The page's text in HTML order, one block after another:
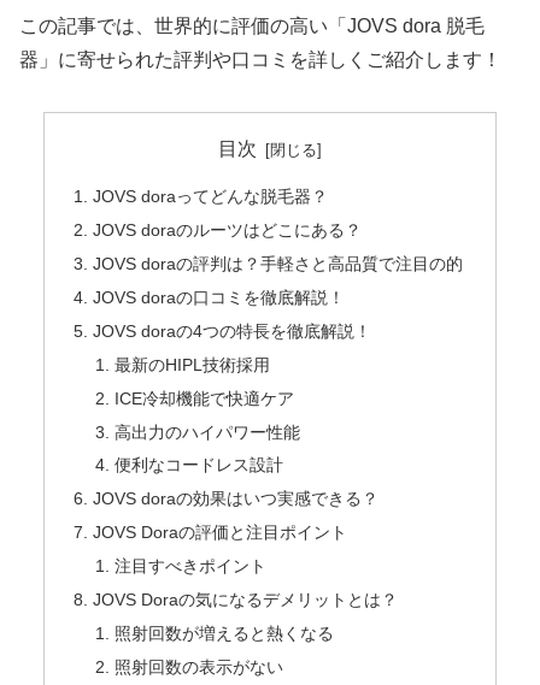
この記事では、世界的に評価の高い「JOVS dora 脱毛
器」に寄せられた評判や口コミを詳しくご紹介します！
目次
JOVS doraってどんな脱毛器？
JOVS doraのルーツはどこにある？
JOVS doraの評判は？手軽さと高品質で注目の的
JOVS doraの口コミを徹底解説！
JOVS doraの4つの特長を徹底解説！
最新のHIPL技術採用
ICE冷却機能で快適ケア
高出力のハイパワー性能
便利なコードレス設計
JOVS doraの効果はいつ実感できる？
JOVS Doraの評価と注目ポイント
注目すべきポイント
JOVS Doraの気になるデメリットとは？
照射回数が増えると熱くなる
照射回数の表示がない